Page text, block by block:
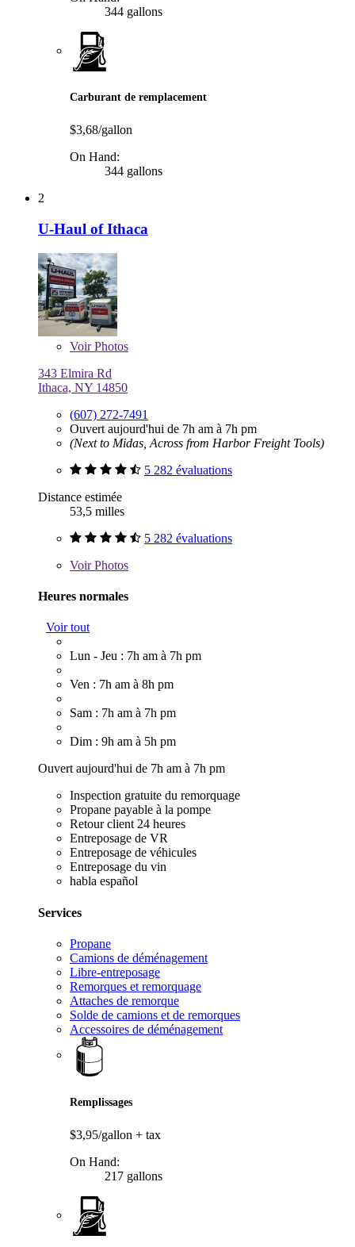
344 gallons
Carburant de remplacement
$3,68/gallon
On Hand:
344 gallons
2
U-Haul of Ithaca
VoirPhotos
343 Elmira Rd
Ithaca, NY 14850
(607) 272-7491
Ouvert aujourd'hui de 7h am à 7h pm
(Next to Midas, Across from Harbor Freight Tools)
5 282 évaluations
Distance estimée
53,5 milles
5 282 évaluations
VoirPhotos
Heures normales
Voir tout
Lun - Jeu : 7h am à 7h pm
Ven : 7h am à 8h pm
Sam : 7h am à 7h pm
Dim : 9h am à 5h pm
Ouvert aujourd'hui de 7h am à 7h pm
Inspection gratuite du remorquage
Propane payable à la pompe
Retour client 24 heures
Entreposage de VR
Entreposage de véhicules
Entreposage du vin
habla español
Services
Propane
Camions de déménagement
Libre-entreposage
Remorques et remorquage
Attaches de remorque
Solde de camions et de remorques
Accessoires de déménagement
Remplissages
$3,95/gallon + tax
On Hand:
217 gallons